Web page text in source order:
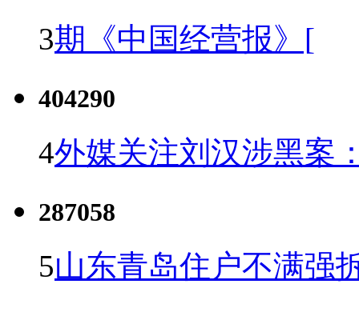
3期《中国经营报》[
404290
4外媒关注刘汉涉黑案
287058
5山东青岛住户不满强